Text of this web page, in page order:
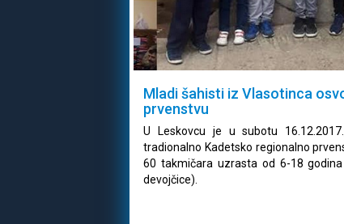
Mladi šahisti iz Vlasotinca
prvenstvu
U Leskovcu je u subotu
tradionalno Kadetsko regionalno
60 takmičara uzrasta od 6-18
devojčice).